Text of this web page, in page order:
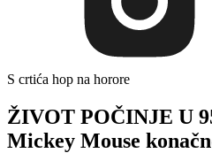
S crtića hop na horore
ŽIVOT POČINJE U
Mickey Mouse